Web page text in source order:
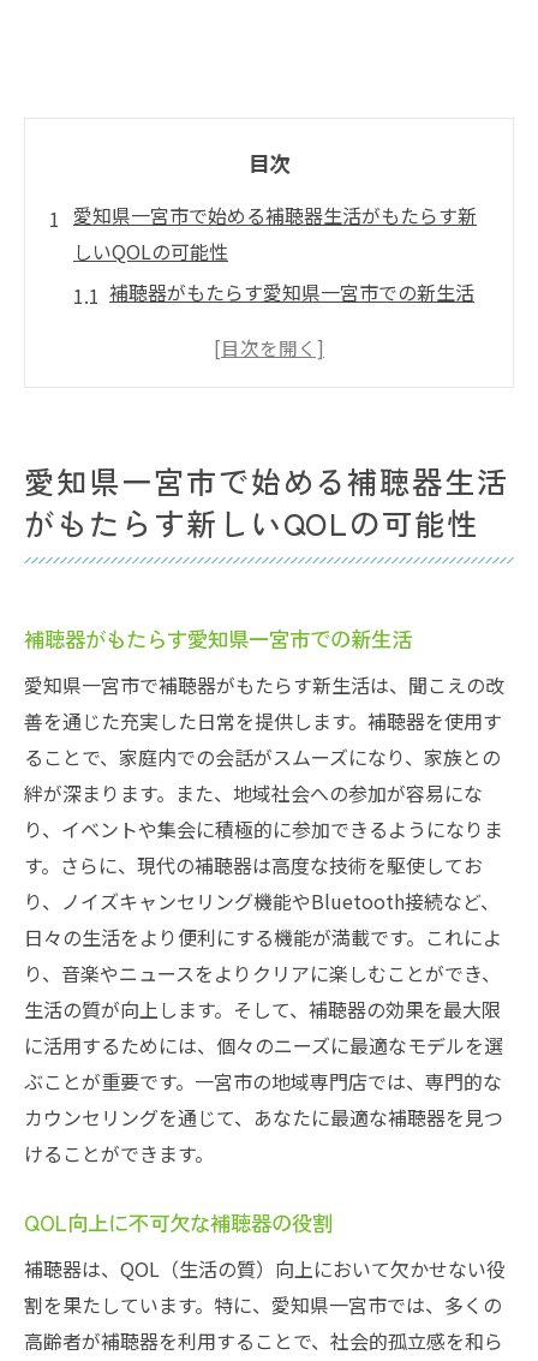
目次
愛知県一宮市で始める補聴器生活がもたらす新
しいQOLの可能性
補聴器がもたらす愛知県一宮市での新生活
QOL向上に不可欠な補聴器の役割
愛知県一宮市で実感する補聴器による生活
改善
地域密着型の補聴器サポートで快適に暮ら
補聴器の選び方愛知県一宮市の専門店で見つけ
る最適な一台
愛知県一宮市の専門店で理想の補聴器を探
す
専門家のアドバイスで選ぶ愛知県一宮市の
補聴器
一宮市で見つける補聴器選びのポイント
愛知県一宮市での補聴器選びのプロセス
ニーズに合った補聴器選びを愛知県一宮市
で
愛知県一宮市の地元店で得られる補聴器情
報
地域のサポート体制が鍵愛知県一宮市での補聴
器活用法
る
地域密着の補聴器サポートが愛知県一宮市
で提供するもの
補聴器利用を支える愛知県一宮市の体制
愛知県一宮市で始める補聴器生活
がもたらす新しいQOLの可能性
補聴器がもたらす愛知県一宮市での新生活
愛知県一宮市で補聴器がもたらす新生活は、聞こえの改
善を通じた充実した日常を提供します。補聴器を使用す
ることで、家庭内での会話がスムーズになり、家族との
絆が深まります。また、地域社会への参加が容易にな
り、イベントや集会に積極的に参加できるようになりま
す。さらに、現代の補聴器は高度な技術を駆使してお
り、ノイズキャンセリング機能やBluetooth接続など、
日々の生活をより便利にする機能が満載です。これによ
り、音楽やニュースをよりクリアに楽しむことができ、
生活の質が向上します。そして、補聴器の効果を最大限
に活用するためには、個々のニーズに最適なモデルを選
ぶことが重要です。一宮市の地域専門店では、専門的な
カウンセリングを通じて、あなたに最適な補聴器を見つ
けることができます。
QOL向上に不可欠な補聴器の役割
補聴器は、QOL（生活の質）向上において欠かせない役
割を果たしています。特に、愛知県一宮市では、多くの
高齢者が補聴器を利用することで、社会的孤立感を和ら